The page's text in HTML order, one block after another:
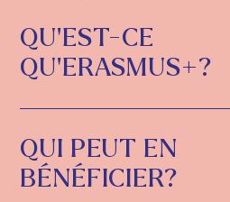
QU'EST-CE
QU'ERASMUS+?
QUI PEUT EN
BÉNÉFICIER?